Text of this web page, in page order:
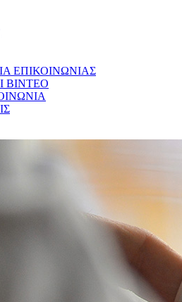
ΕΠΙΚΟΙΝΩΝΙΑΣ
ΒΙΝΤΕΟ